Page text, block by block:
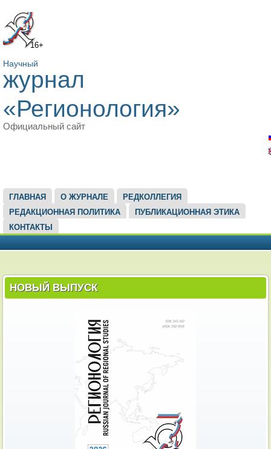
16+
Научный
журнал
«Регионология»
Официальный сайт
ГЛАВНОЕ МЕНЮ
ГЛАВНАЯ О ЖУРНАЛЕ
РЕДКОЛЛЕГИЯ
РЕДАКЦИОННАЯ ПОЛИТИКА
ПУБЛИКАЦИОННАЯ ЭТИКА
КОНТАКТЫ
НОВЫЙ ВЫПУСК